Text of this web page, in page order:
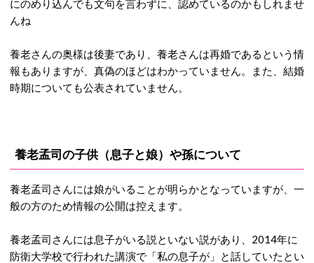
にのめり込んでも文句を言わずに、認めているのかもしれませ
んね
養老さんの奥様は後妻であり、養老さんは再婚であるという情
報もありますが、真偽のほどはわかっていません。また、結婚
時期についても公表されていません。
養老孟司の子供（息子と娘）や孫について
養老孟司さんには娘がいることが明らかとなっていますが、一
般の方のため情報の公開は控えます。
養老孟司さんには息子がいる説といない説があり、2014年に
防衛大学校で行われた講演で「私の息子が」と話していたとい